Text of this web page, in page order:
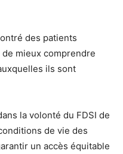
des patients
mieux comprendre
ils sont
la volonté du FDSI de
de vie des
un accès équitable